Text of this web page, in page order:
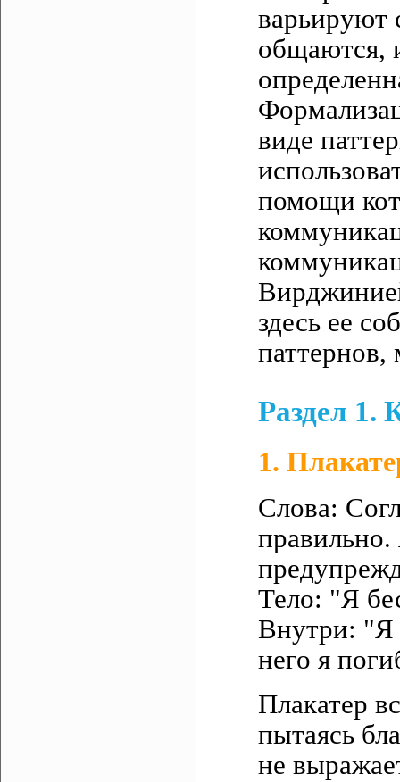
варьируют
общаются,
виде
помощи
здесь ее
паттернов,
Раздел 1.
1.
Слова:
правильно.
Тело: "Я
Внутри: "Я
него я
Плакатер
пытаясь
не